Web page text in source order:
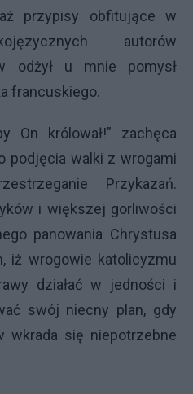
przypisy obfitujące w
autorów
odżył u mnie pomysł
francuskiego.
On królował!” zachęca
podjęcia walki z wrogami
Przykazań.
i większej gorliwości
panowania Chrystusa
iż wrogowie katolicyzmu
działać w jedności i
swój niecny plan, gdy
wkrada się niepotrzebne